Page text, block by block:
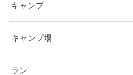
キャンプ
キャンプ場
ラン